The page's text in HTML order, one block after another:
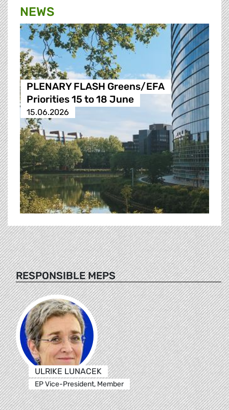
NEWS
PLENARY FLASH Greens/EFA
Priorities 15 to 18 June
15.06.2026
RESPONSIBLE MEPS
ULRIKE LUNACEK
EP Vice-President, Member